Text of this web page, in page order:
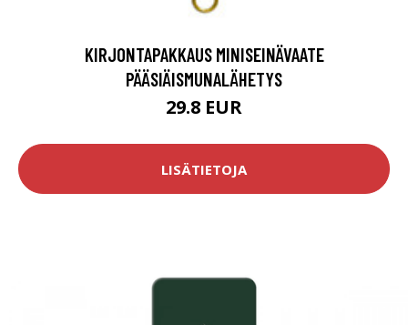
KIRJONTAPAKKAUS MINISEINÄVAATE
PÄÄSIÄISMUNALÄHETYS
29.8 EUR
LISÄTIETOJA